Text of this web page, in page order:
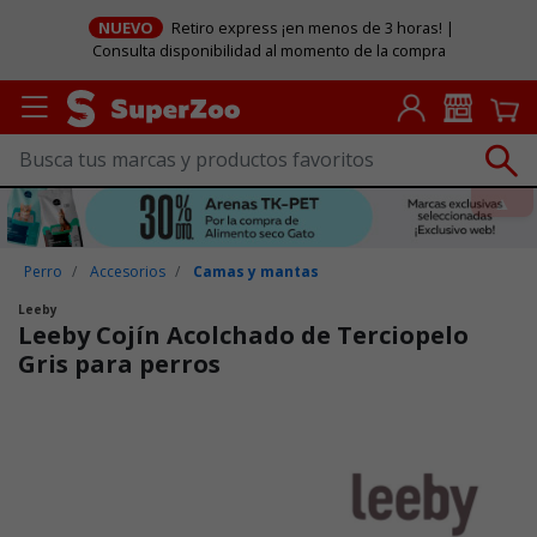
NUEVO
Retiro express ¡en menos de 3 horas! |
Consulta disponibilidad al momento de la compra
Perro Accesorios Camas y mantas
Leeby
Leeby Cojín Acolchado de Terciopelo
Gris para perros